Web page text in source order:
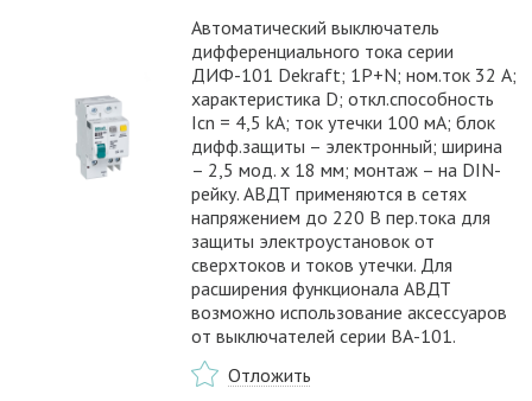
Автоматический выключатель
дифференциального тока серии
ДИФ-101 Dekraft; 1P+N; ном.ток 32 А;
характеристика D; откл.способность
Icn = 4,5 kA; ток утечки 100 мА; блок
дифф.защиты – электронный; ширина
– 2,5 мод. х 18 мм; монтаж – на DIN-
рейку. АВДТ применяются в сетях
напряжением до 220 В пер.тока для
защиты электроустановок от
сверхтоков и токов утечки. Для
расширения функционала АВДТ
возможно использование аксессуаров
от выключателей серии ВА-101.
Отложить